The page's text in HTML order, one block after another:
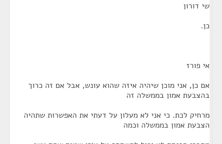
שי דורון
כן.
אי פורז
אם כן, אני מוכן שיהיה איזה שהוא עונש, אבל אם זה כרוך
בהצבעת אמון בממשלה זה
מרחיק לכת. כי אני לא מעלון על דעתי את האפשרות שתהיה
הצבעת אמון בממשלה וכמה